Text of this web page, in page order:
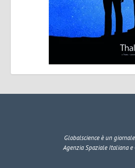
Globalscienceè un
Agenzia Spaziale Italiana